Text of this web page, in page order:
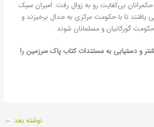
حکمرانان بی‌کفایت رو به زوال رفت. امیران سیک
تا با حکومت مرکزی به جدال برخیزند و
گورکانیان و مسلمانان شوند.
و دستیابی به مستندات کتاب پاک سرزمین را
نوشته بعد ←